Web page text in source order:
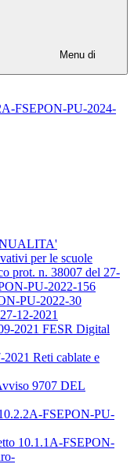
Menu di
FSEPON-PU-2024-
per le scuole
prot. n. 38007 del 27-
PU-2022-156
PU-2022-30
12-2021
2021 FESR Digital
Reti cablate e
9707 DEL
FSEPON-PU-
10.1.1A-FSEPON-